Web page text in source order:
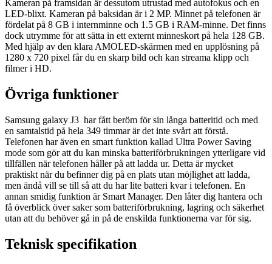
Kameran på framsidan är dessutom utrustad med autofokus och en
LED-blixt. Kameran på baksidan är i 2 MP. Minnet på telefonen är
fördelat på 8 GB i internminne och 1.5 GB i RAM-minne. Det finns
dock utrymme för att sätta in ett externt minneskort på hela 128 GB.
Med hjälp av den klara AMOLED-skärmen med en upplösning på
1280 x 720 pixel får du en skarp bild och kan streama klipp och
filmer i HD.
Övriga funktioner
Samsung galaxy J3 har fått beröm för sin långa batteritid och med
en samtalstid på hela 349 timmar är det inte svårt att förstå.
Telefonen har även en smart funktion kallad Ultra Power Saving
mode som gör att du kan minska batteriförbrukningen ytterligare vid
tillfällen när telefonen håller på att ladda ur. Detta är mycket
praktiskt när du befinner dig på en plats utan möjlighet att ladda,
men ändå vill se till så att du har lite batteri kvar i telefonen. En
annan smidig funktion är Smart Manager. Den låter dig hantera och
få överblick över saker som batteriförbrukning, lagring och säkerhet
utan att du behöver gå in på de enskilda funktionerna var för sig.
Teknisk specifikation